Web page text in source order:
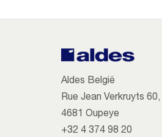
Aldes België
Rue Jean Verkruyts 60,
4681 Oupeye
+32 4 374 98 20